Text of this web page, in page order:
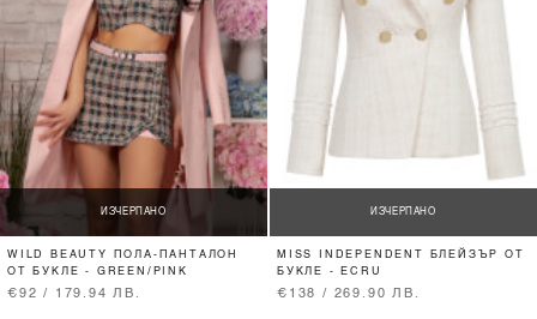
ИЗЧЕРПАНО
WILD BEAUTY ПОЛА-ПАНТАЛОН
ОТ БУКЛЕ - GREEN/PINK
€92 / 179.94 ЛВ.
ИЗЧЕРПАНО
MISS INDEPENDENT БЛЕЙЗЪР ОТ
БУКЛЕ - ECRU
€138 / 269.90 ЛВ.